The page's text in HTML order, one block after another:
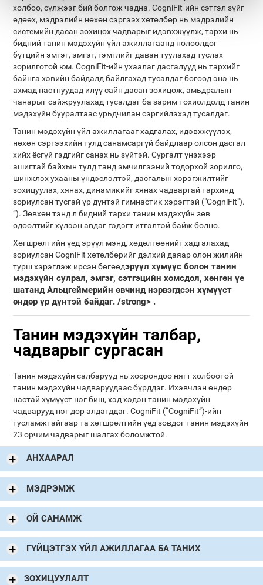
холбоо, сүлжээг бий болгож чадна. CogniFit-ийн сэтгэл зүйг
өдөөх, мэдрэлийн нөхөн сэргээх хөтөлбөр нь мэдрэлийн
системийн дасан зохицох чадварыг идэвхжүүлж, тархи нь
бидний танин мэдэхүйн үйл ажиллагаанд нөлөөлдөг
бүтцийн эмгэг, эмгэг, гэмтлийг даван туулахад туслах
зорилготой юм. CogniFit-ийн ухаалаг дасгалууд нь тархийг
байнга хэвийн байдалд байлгахад тусалдаг бөгөөд энэ нь
ахмад настнуудад илүү сайн дасан зохицож, амьдралын
чанарыг сайжруулахад тусалдаг ба зарим тохиолдолд танин
мэдэхүйн бууралтаас урьдчилан сэргийлэхэд тусалдаг.
Танин мэдэхүйн үйл ажиллагааг хадгалах, идэвхжүүлэх,
нөхөн сэргээхийн тулд санамсаргүй байдлаар олсон дасгал
хийх ёсгүй гэдгийг санах нь зүйтэй. Сургалт үнэхээр
ашигтай байхын тулд танд эмчилгээний тодорхой зорилго,
шинжлэх ухааны үндэслэлтэй, дасгалын хэрэгжилтийг
зохицуулах, хянах, динамикийг хянах чадвартай тархинд
зориулсан тусгай үр дүнтэй гимнастик хэрэгтэй ("CogniFit").
”). Зөвхөн тэнд л бидний тархи танин мэдэхүйн зөв
өдөөлтийг хүлээн авдаг гэдэгт итгэлтэй байж болно.
Хөгшрөлтийн үед эрүүл мэнд, хөдөлгөөнийг хадгалахад
зориулсан CogniFit хөтөлбөрийг дэлхий даяар олон жилийн
турш хэрэглэж ирсэн бөгөөдэрүүл хүмүүс болон танин
мэдэхүйн сулрал, эмгэг, сэтгэцийн хомсдол, хөнгөн үе
шатанд Альцгеймерийн өвчинд нэрвэгдсэн хүмүүст
өндөр үр дүнтэй байдаг. /strong> .
Танин мэдэхүйн талбар,
чадварыг сургасан
Танин мэдэхүйн салбарууд нь хоорондоо нягт холбоотой
танин мэдэхүйн чадваруудаас бүрддэг. Ихэвчлэн өндөр
настай хүмүүст нэг биш, хэд хэдэн танин мэдэхүйн
чадварууд нэг дор алдагддаг. CogniFit (“CogniFit”)-ийн
тусламжтайгаар та хөгшрөлтийн үед зовдог танин мэдэхүйн
23 орчим чадварыг шалгах боломжтой.
АНХААРАЛ
МЭДРЭМЖ
ОЙ САНАМЖ
ГҮЙЦЭТГЭХ ҮЙЛ АЖИЛЛАГАА БА ТАНИХ
ЗОХИЦУУЛАЛТ